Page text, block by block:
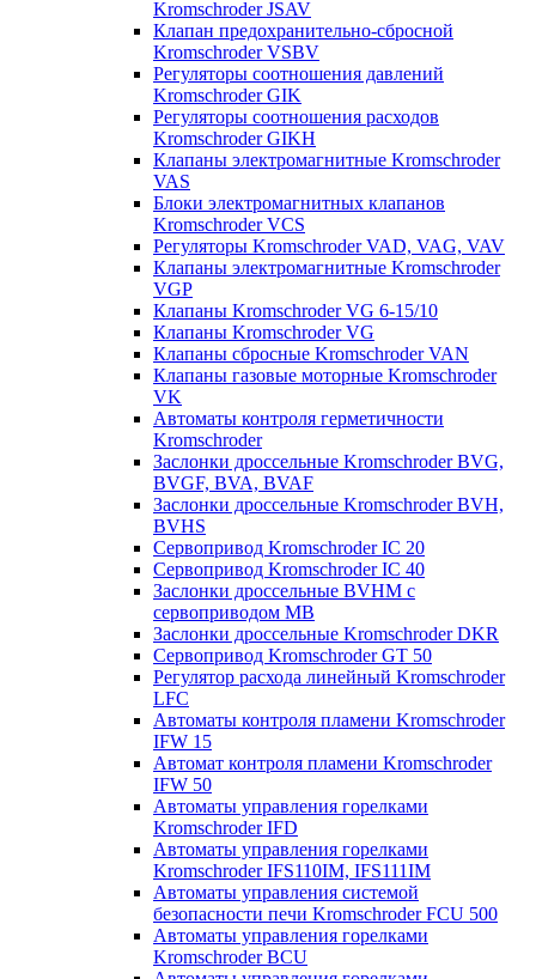
Kromschroder JSAV
Клапан предохранительно-сбросной
Kromschroder VSBV
Регуляторы соотношения давлений
Kromschroder GIK
Регуляторы соотношения расходов
Kromschroder GIKH
Клапаны электромагнитные Kromschroder
VAS
Блоки электромагнитных клапанов
Kromschroder VCS
Регуляторы Kromschroder VAD, VAG, VAV
Клапаны электромагнитные Kromschroder
VGP
Клапаны Kromschroder VG 6-15/10
Клапаны Kromschroder VG
Клапаны сбросные Kromschroder VAN
Клапаны газовые моторные Kromschroder
VK
Автоматы контроля герметичности
Kromschroder
Заслонки дроссельные Kromschroder BVG,
BVGF, BVA, BVAF
Заслонки дроссельные Kromschroder BVH,
BVHS
Сервопривод Kromschroder IC 20
Сервопривод Kromschroder IC 40
Заслонки дроссельные BVHM с
сервоприводом МВ
Заслонки дроссельные Kromschroder DKR
Cервопривод Kromschroder GT 50
Регулятор расхода линейный Kromschroder
LFC
Автоматы контроля пламени Kromschroder
IFW 15
Автомат контроля пламени Kromschroder
IFW 50
Автоматы управления горелками
Kromschroder IFD
Автоматы управления горелками
Kromschroder IFS110IM, IFS111IM
Автоматы управления системой
безопасности печи Kromschroder FCU 500
Автоматы управления горелками
Kromschroder BCU